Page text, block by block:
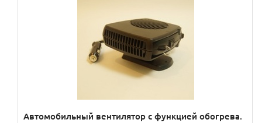
Автомобильный вентилятор с функцией обогрева.